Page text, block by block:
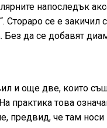
напоследък
Стораро се е
да се добавят
и още две, които
практика това
предвид, че там